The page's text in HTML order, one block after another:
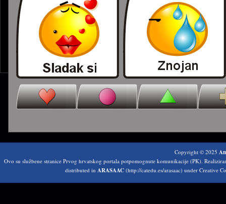
Copyright © 2025
Ovo su službene stranice Prvog hrvatskog portala potpomognute komunikacije (PK).
distributed in ARASAAC (http://catedu.es/arasaac) under Creative